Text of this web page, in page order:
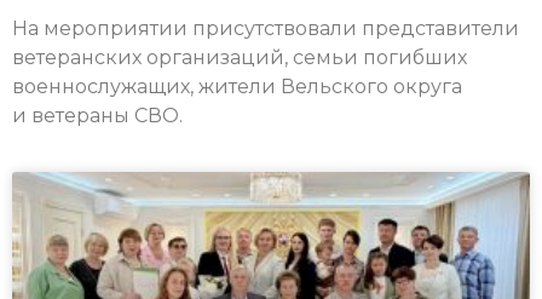
На мероприятии присутствовали представители
ветеранских организаций, семьи погибших
военнослужащих, жители Вельского округа
и ветераны СВО.